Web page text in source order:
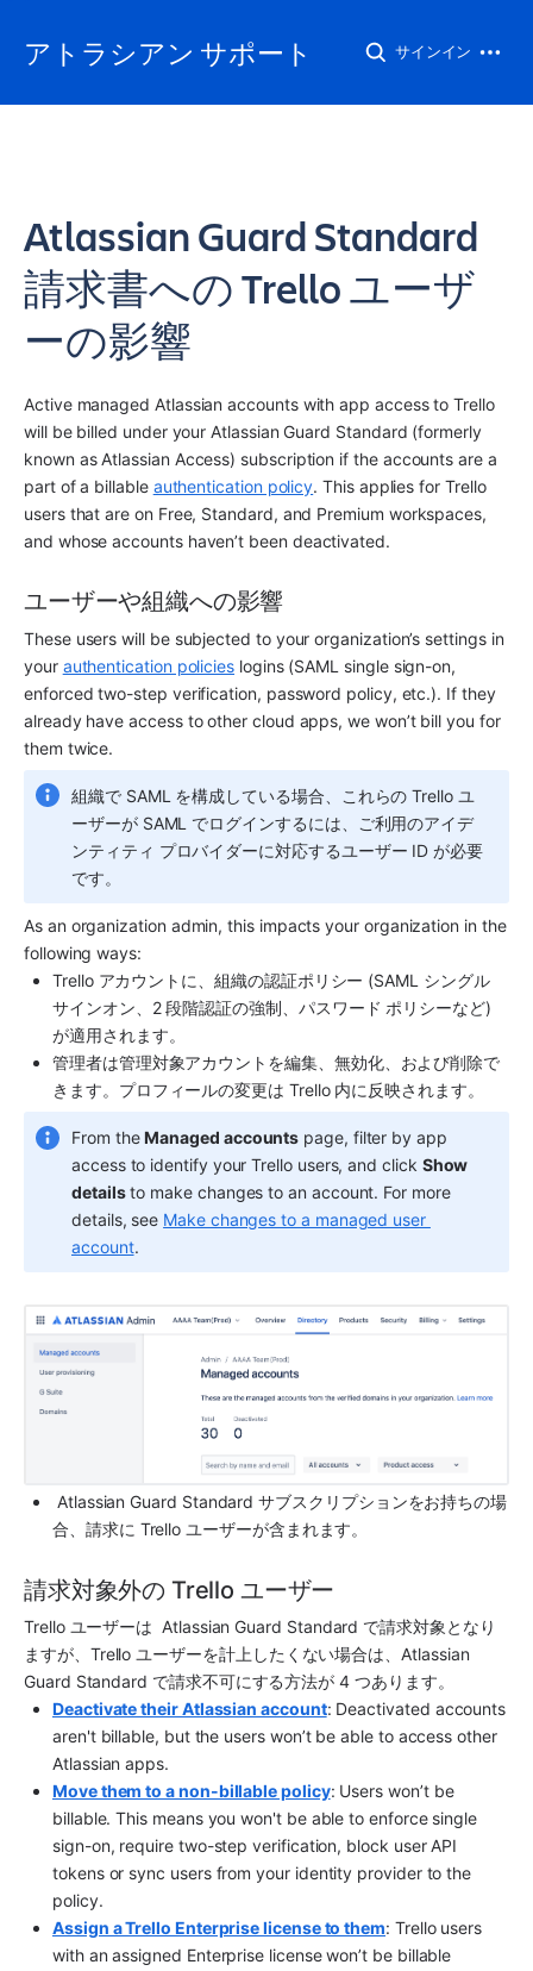
アトラシアン サポート サインイン
Atlassian Guard Standard
請求書への Trello ユーザ
ーの影響
Active managed Atlassian accounts with app access to Trello
will be billed under your Atlassian Guard Standard (formerly
known as Atlassian Access) subscription if the accounts are a
part of a billable authentication policy. This applies for Trello
users that are on Free, Standard, and Premium workspaces,
and whose accounts haven’t been deactivated.
ユーザーや組織への影響
These users will be subjected to your organization’s settings in
your authentication policies logins (SAML single sign-on,
enforced two-step verification, password policy, etc.). If they
already have access to other cloud apps, we won’t bill you for
them twice.
組織で SAML を構成している場合、これらの Trello ユ
ーザーが SAML でログインするには、ご利用のアイデ
ンティティ プロバイダーに対応するユーザー ID が必要
です。
As an organization admin, this impacts your organization in the
following ways:
Trello アカウントに、組織の認証ポリシー (SAML シングル
サインオン、2 段階認証の強制、パスワード ポリシーなど)
が適用されます。
管理者は管理対象アカウントを編集、無効化、および削除で
きます。プロフィールの変更は Trello 内に反映されます。
From the Managed accounts page, filter by app
access to identify your Trello users, and click Show
details to make changes to an account. For more
details, see Make changes to a managed user
account.
Atlassian Guard Standard サブスクリプションをお持ちの場
合、請求に Trello ユーザーが含まれます。
請求対象外の Trello ユーザー
Trello ユーザーは Atlassian Guard Standard で請求対象となり
ますが、Trello ユーザーを計上したくない場合は、Atlassian
Guard Standard で請求不可にする方法が 4 つあります。
Deactivate their Atlassian account: Deactivated accounts
aren't billable, but the users won’t be able to access other
Atlassian apps.
Move them to a non-billable policy: Users won’t be
billable. This means you won't be able to enforce single
sign-on, require two-step verification, block user API
tokens or sync users from your identity provider to the
policy.
Assign a Trello Enterprise license to them: Trello users
with an assigned Enterprise license won’t be billable